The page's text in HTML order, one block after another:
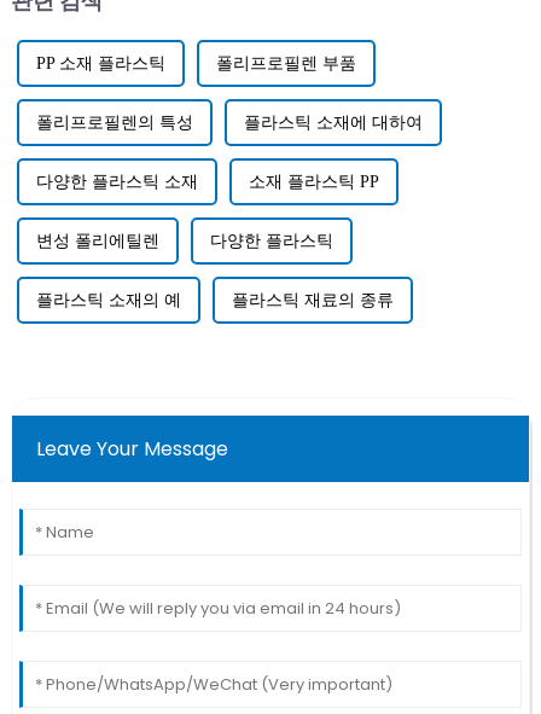
PP 소재 플라스틱 폴리프로필렌 부품
폴리프로필렌의 특성 플라스틱 소재에 대하여
다양한 플라스틱 소재 소재 플라스틱 PP
변성 폴리에틸렌 다양한 플라스틱
플라스틱 소재의 예 플라스틱 재료의 종류
Leave Your Message